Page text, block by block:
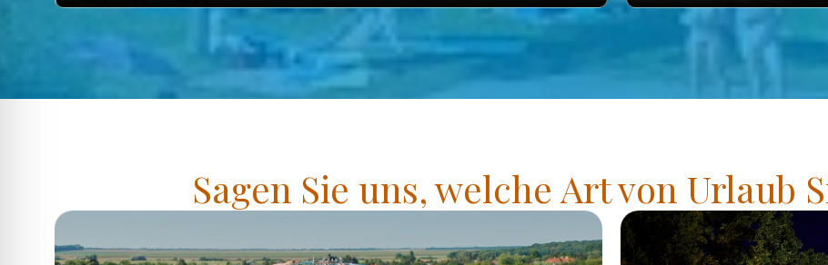
Sagen Sie uns, welche Art von Urlaub